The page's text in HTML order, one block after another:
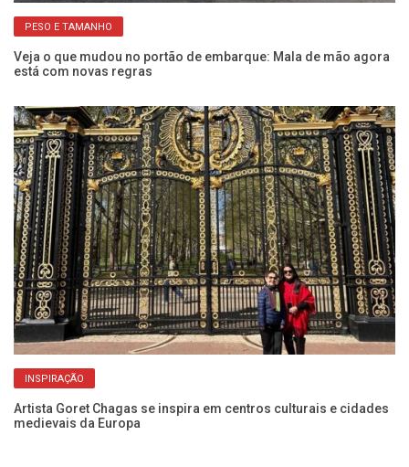
PESO E TAMANHO
Veja o que mudou no portão de embarque: Mala de mão agora
está com novas regras
INSPIRAÇÃO
Artista Goret Chagas se inspira em centros culturais e cidades
medievais da Europa